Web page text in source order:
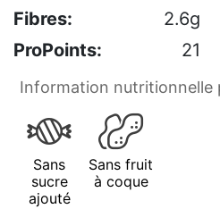
Fibres:
2.6g
ProPoints:
21
Information nutritionnelle
Sans
sucre
ajouté
Sans fruit
à coque